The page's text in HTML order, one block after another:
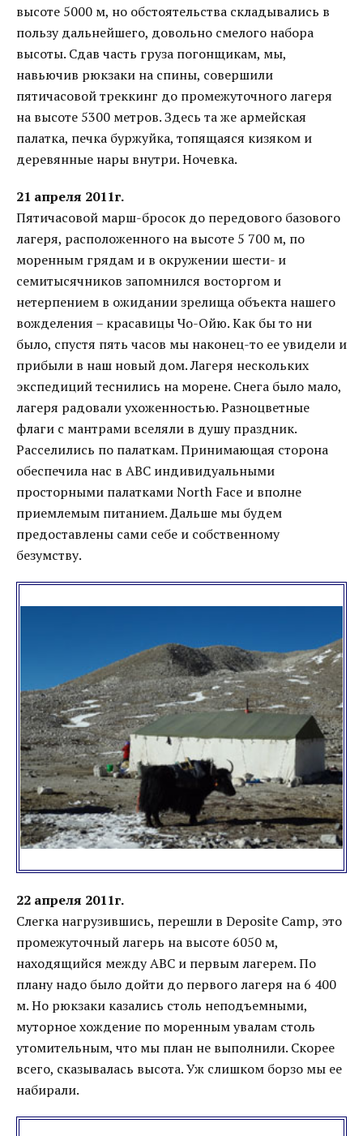
высоте 5000 м, но обстоятельства складывались в
пользу дальнейшего, довольно смелого набора
высоты. Сдав часть груза погонщикам, мы,
навьючив рюкзаки на спины, совершили
пятичасовой треккинг до промежуточного лагеря
на высоте 5300 метров. Здесь та же армейская
палатка, печка буржуйка, топящаяся кизяком и
деревянные нары внутри. Ночевка.
21 апреля 2011г.
Пятичасовой марш-бросок до передового базового
лагеря, расположенного на высоте 5 700 м, по
моренным грядам и в окружении шести- и
семитысячников запомнился восторгом и
нетерпением в ожидании зрелища объекта нашего
вожделения – красавицы Чо-Ойю. Как бы то ни
было, спустя пять часов мы наконец-то ее увидели и
прибыли в наш новый дом. Лагеря нескольких
экспедиций теснились на морене. Снега было мало,
лагеря радовали ухоженностью. Разноцветные
флаги с мантрами вселяли в душу праздник.
Расселились по палаткам. Принимающая сторона
обеспечила нас в АВС индивидуальными
просторными палатками North Face и вполне
приемлемым питанием. Дальше мы будем
предоставлены сами себе и собственному
безумству.
22 апреля 2011г.
Слегка нагрузившись, перешли в Deposite Camp, это
промежуточный лагерь на высоте 6050 м,
находящийся между АВС и первым лагерем. По
плану надо было дойти до первого лагеря на 6 400
м. Но рюкзаки казались столь неподъемными,
муторное хождение по моренным увалам столь
утомительным, что мы план не выполнили. Скорее
всего, сказывалась высота. Уж слишком борзо мы ее
набирали.